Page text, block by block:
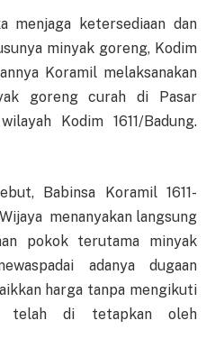
menjaga ketersediaan dan
minyak goreng, Kodim
Koramil melaksanakan
goreng curah di Pasar
Kodim 1611/Badung.
Babinsa Koramil 1611-
menanyakan langsung
pokok terutama minyak
adanya dugaan
harga tanpa mengikuti
telah di tetapkan oleh